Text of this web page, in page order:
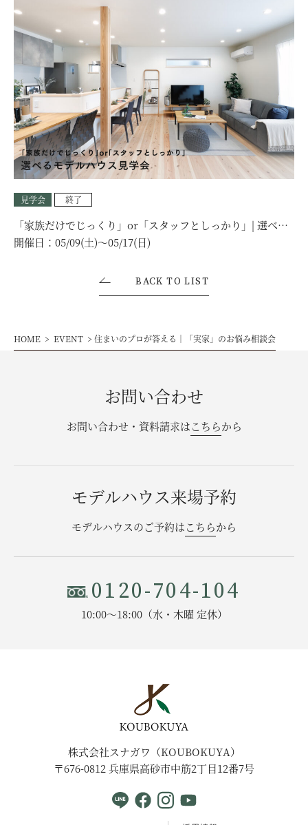
見学会 終了
「家族だけでじっくり」or「スタッフとしっかり」| 選べる
モデルハウス見学会
開催日： 05/09(土)〜05/17(日)
BACK TO LIST
HOME EVENT 住まいのプロが答える｜「実家」のお悩み相談会
お問い合わせ
お問い合わせ・資料請求はこちらから
モデルハウス来場予約
モデルハウスのご予約はこちらから
0120-704-104
10:00〜18:00（水・木曜 定休）
株式会社スナガワ（KOUBOKUYA）
〒676-0812 兵庫県高砂市中筋2丁目12番7号